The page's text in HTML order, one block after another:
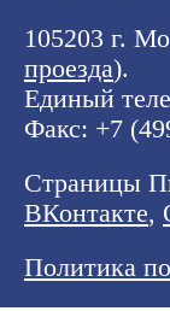
105203 г.
проезда).
Единый
Факс: +7
Страницы
ВКонтакте,
Политика